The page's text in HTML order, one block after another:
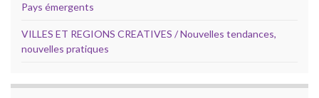
Pays émergents
VILLES ET REGIONS CREATIVES / Nouvelles tendances,
nouvelles pratiques